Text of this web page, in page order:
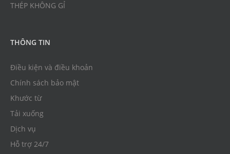
THÉP KHÔNG GỈ
THÔNG TIN
Điều kiện và điều khoản
Chính sách bảo mật
Khước từ
Tải xuống
Dịch vụ
Hỗ trợ 24/7